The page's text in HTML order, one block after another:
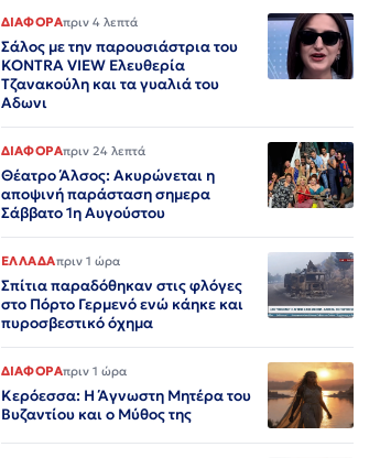
ΔΙΑΦΟΡΑπριν 4 λεπτά
Σάλος με την παρουσιάστρια του
KONTRA VIEW Ελευθερία
Τζανακούλη και τα γυαλιά του
Αδωνι
ΔΙΑΦΟΡΑπριν 24 λεπτά
Θέατρο Άλσος: Ακυρώνεται η
αποψινή παράσταση σημερα
Σάββατο 1η Αυγούστου
ΕΛΛΑΔΑπριν 1 ώρα
Σπίτια παραδόθηκαν στις φλόγες
στο Πόρτο Γερμενό ενώ κάηκε και
πυροσβεστικό όχημα
ΔΙΑΦΟΡΑπριν 1 ώρα
Κερόεσσα: Η Άγνωστη Μητέρα του
Βυζαντίου και ο Μύθος της